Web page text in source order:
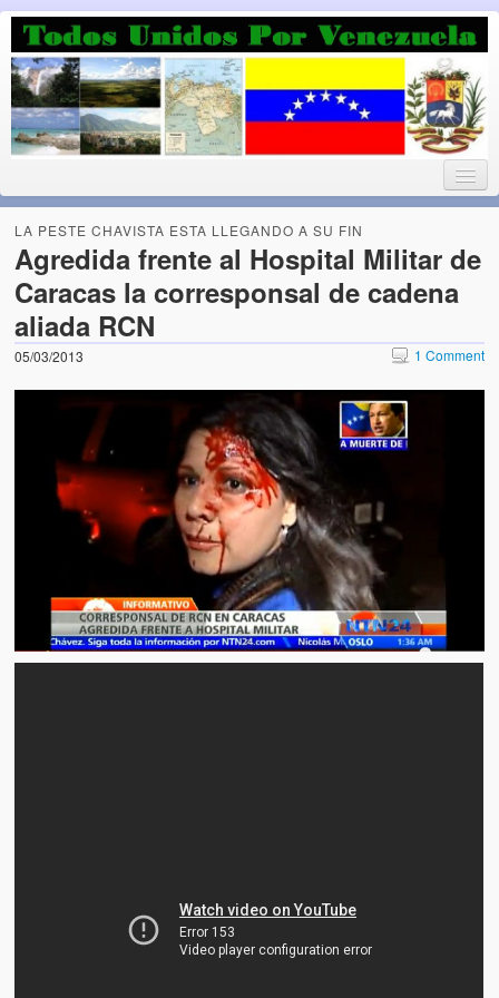
Luchando por la Democracia
Fuera el chavismo, la peor peste que le ha caido a esta tierra
Home
¡Bienvenido!
Todos Unidos por Venezuela te da la bienvenida a éste nuestro
Blog. (Todos Unidos por Venezuela welcomes you to our Blog)
Acerca de este blog (About this Blog)
Artículos
El Tipo y los Rojos en Los Teques (The Jerk and the Reds in
Hablé con Chavistas (I spoke with chavistas)
La burla del Chavez “tan amante de los niños” (The mockery of
de Chávez hasta el 2009
Victimas del 11 de abril de 2002
LA PESTE CHAVISTA ESTA LLEGANDO A SU FIN
Agredida frente al Hospital Militar de
Caracas la corresponsal de cadena
aliada RCN
05/03/2013 1 Comment